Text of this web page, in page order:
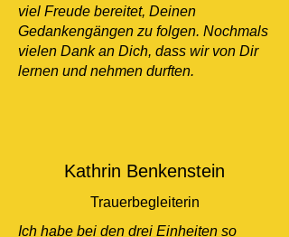
viel Freude bereitet, Deinen
Gedankengängen zu folgen. Nochmals
vielen Dank an Dich, dass wir von Dir
lernen und nehmen durften.
Kathrin Benkenstein
Trauerbegleiterin
Ich habe bei den drei Einheiten so